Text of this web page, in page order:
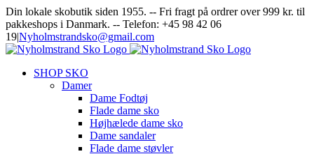
Skip
to
content
Facebook
Instagram
Din lokale skobutik siden 1955. -- Fri fragt på ordrer over 999 kr. til
pakkeshops i Danmark. -- Telefon: +45 98 42 06
19|Nyholmstrandsko@gmail.com
SHOP SKO
Damer
Dame Fodtøj
Flade dame sko
Højhælede dame sko
Dame sandaler
Flade dame støvler